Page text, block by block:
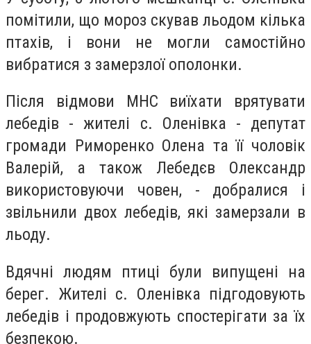
помітили, що мороз скував льодом кілька
птахів, і вони не могли самостійно
вибратися з замерзлої ополонки.
Після відмови МНС виїхати врятувати
лебедів - жителі с. Оленівка - депутат
громади Риморенко Олена та її чоловік
Валерій, а також Лебедєв Олександр
використовуючи човен, - добралися і
звільнили двох лебедів, які замерзали в
льоду.
Вдячні людям птиці були випущені на
берег. Жителі с. Оленівка підгодовують
лебедів і продовжують спостерігати за їх
безпекою.